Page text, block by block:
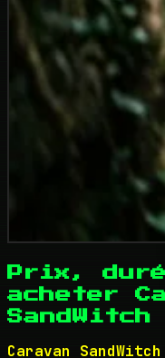
Prix,
acheter
SandWitch
Caravan